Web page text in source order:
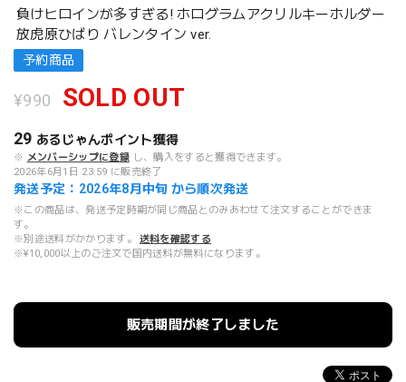
負けヒロインが多すぎる! ホログラムアクリルキーホルダー
放虎原ひばり バレンタイン ver.
予約商品
¥990 SOLD OUT
29 あるじゃんポイント獲得
※ メンバーシップに登録 し、購入をすると獲得できます。
2026年6月1日 23:59 に販売終了
発送予定：2026年8月中旬 から順次発送
※この商品は、発送予定時期が同じ商品とのみあわせて注文することができま
す。
※別途送料がかかります。
送料を確認する
※¥10,000以上のご注文で国内送料が無料になります。
販売期間が終了しました